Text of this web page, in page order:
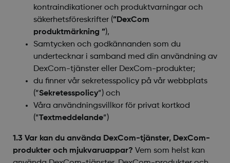
kontraindikationer och produktvarningar och
säkerhetsföreskrifter (”DexCom
produktmärkning ”),
Samtycken och godkännanden som du
undertecknar i samband med din användning av
DexCom-tjänster eller DexCom-produkter;
du finner vår sekretesspolicy på vår webbplats
(”Sekretesspolicy”) och
Våra användningsvillkor för privat kortkod
(”Textmeddelande”)
1.3 Var kan du använda DexCom-tjänster, DexCom-
produkter och mjukvaruappar? Vem som helst kan